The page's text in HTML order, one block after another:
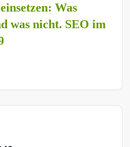
Was
was nicht. SEO im